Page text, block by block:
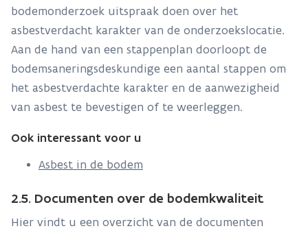
bodemonderzoek uitspraak doen over het
asbestverdacht karakter van de onderzoekslocatie.
Aan de hand van een stappenplan doorloopt de
bodemsaneringsdeskundige een aantal stappen om
het asbestverdachte karakter en de aanwezigheid
van asbest te bevestigen of te weerleggen.
Ook interessant voor u
Asbest in de bodem
2.5. Documenten over de bodemkwaliteit
Hier vindt u een overzicht van de documenten